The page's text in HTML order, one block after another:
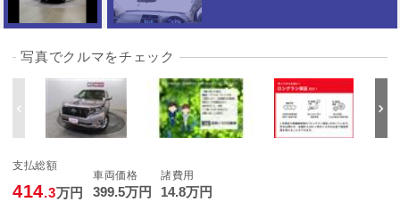
写真でクルマをチェック
支払総額
414.3万円
車両価格
399.5万円
諸費用
14.8万円